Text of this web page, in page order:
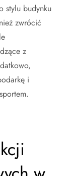
stylu budynku
zwrócić
z
i